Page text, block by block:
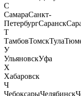
С
СамараСанкт-
ПетербургСаранск
Т
ТамбовТомскТула
У
УльяновскУфа
Х
Хабаровск
Ч
ЧебоксарыЧелябинск